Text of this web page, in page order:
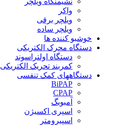
واکر
ویلچر برقی
ویلچر ساده
خوشبو کننده ها
دستگاه محرک الکتریکی
دستگاه اولتراسوند
کمربند تحریک الکتریکی
دستگاههای کمک تنفسی
BiPAP
CPAP
آمبوبگ
اسپری اکسیژن
اسپیرومتر